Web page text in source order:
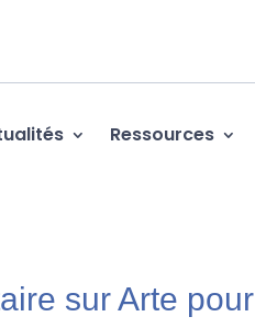
Ressources
sur Arte pour